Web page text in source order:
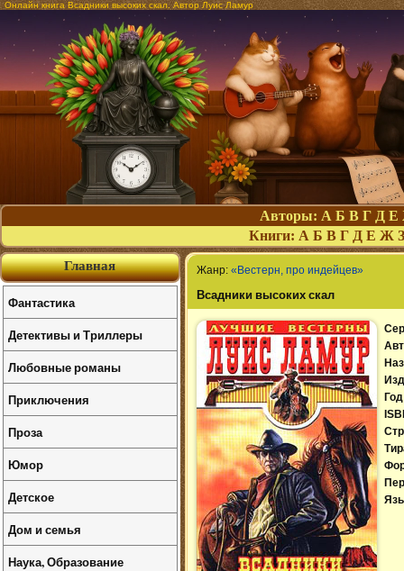
Онлайн книга Всадники высоких скал. Автор Луис Ламур
Авторы: А Б В Г Д Е
Книги: А Б В Г Д Е Ж З
Жанр: «Вестерн, про индейцев»
Всадники высоких скал
Главная
Фантастика
Детективы и Триллеры
Любовные романы
Приключения
Проза
Юмор
Детское
Дом и семья
Наука, Образование